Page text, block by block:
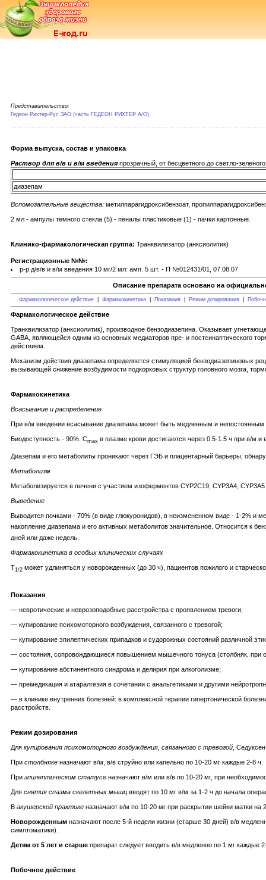
Представительство:
Гедеон Рихтер-Рус ЗАО (часть ГЕДЕОН РИХТЕР А/О)
Форма выпуска, состав и упаковка
Раствор для в/в и в/м введенияпрозрачный, от бесцветного до светло-
диазепам
Вспомогательные вещества: метилпарагидроксибензоат,
2 мл - ампулы темного стекла (5) - пеналы пластиковые (1) - пачки картонные.
Клинико-фармакологическая группа: Транквилизатор (анксиолитик)
Регистрационные №№:
р-р д/в/в и в/м введения 10 мг/2 мл: амп. 5 шт. - П №012431/01, 07.08.07
Описание препарата основано на
Фармакологическое действие| Фармакокинетика| Показания| Режим дозирования|
Фармакологическое действие
Транквилизатор (анксиолитик), производное бензодиазепина. Оказывает
GABA, являющейся одним из основных медиаторов пре- и постсинаптического
действием.
Механизм действия диазепама определяется стимуляцией бензодиазепиновых
вызывающей снижение возбудимости подкорковых структур головного мозга,
Фармакокинетика
Всасывание и распределение
При в/м введении всасывание диазепама может быть медленным и
Биодоступность - 90%. Cmax в плазме крови достигаются через 0.5-1.5 ч при в/м и
Диазепам и его метаболиты проникают через ГЭБ и плацентарный барьеры,
Метаболизм
Метаболизируется в печени с участием изоферментов CYP2C19, CYP3A4,
Выведение
Выводится почками - 70% (в виде глюкуронидов), в неизмененном виде - 1-2% и
накопление диазепама и его активных метаболитов значительное. Относится к
дней или даже недель.
Фармакокинетика в особых клинических случаях
T1/2 может удлиняться у новорожденных (до 30 ч), пациентов пожилого и
Показания
— невротические и неврозоподобные расстройства с проявлением тревоги;
— купирование психомоторного возбуждения, связанного с тревогой;
— купирование эпилептических припадков и судорожных состояний различной
— состояния, сопровождающиеся повышением мышечного тонуса (столбняк, при
— купирование абстинентного синдрома и делирия при алкоголизме;
— премедикация и атаралгезия в сочетании с анальгетиками и другими
— в клинике внутренних болезней: в комплексной терапии гипертонической
расстройств.
Режим дозирования
Для купирования психомоторного возбуждения, связанного с тревогой ,
При столбняке назначают в/м, в/в струйно или капельно по 10-20 мг каждые 2-8 ч.
При эпилептическом статусе назначают в/м или в/в по 10-20 мг, при
Для снятия спазма скелетных мышц вводят по 10 мг в/м за 1-2 ч до начала
В акушерской практике назначают в/м по 10-20 мг при раскрытии шейки матки на
Новорожденным назначают после 5-й недели жизни (старше 30 дней) в/в
симптоматики).
Детям от 5 лет и старше препарат следует вводить в/в медленно по 1 мг каждые
Побочное действие